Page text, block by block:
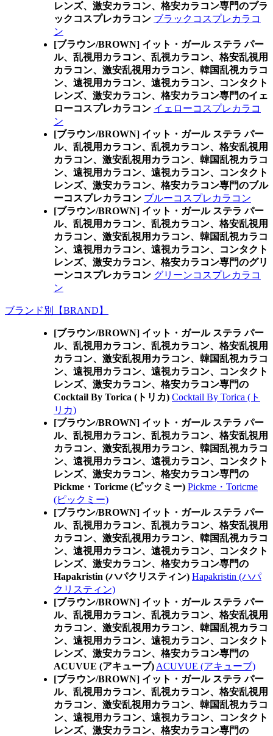
レンズ、激安カラコン、格安カラコン専門のブラ
ックコスプレカラコン ブラックコスプレカラコ
ン
[ブラウン/BROWN] イット・ガール ステラ パー
ル、乱視用カラコン、乱視カラコン、格安乱視用
カラコン、激安乱視用カラコン、韓国乱視カラコ
ン、遠視用カラコン、遠視カラコン、コンタクト
レンズ、激安カラコン、格安カラコン専門のイェ
ローコスプレカラコン イェローコスプレカラコ
ン
[ブラウン/BROWN] イット・ガール ステラ パー
ル、乱視用カラコン、乱視カラコン、格安乱視用
カラコン、激安乱視用カラコン、韓国乱視カラコ
ン、遠視用カラコン、遠視カラコン、コンタクト
レンズ、激安カラコン、格安カラコン専門のブル
ーコスプレカラコン ブルーコスプレカラコン
[ブラウン/BROWN] イット・ガール ステラ パー
ル、乱視用カラコン、乱視カラコン、格安乱視用
カラコン、激安乱視用カラコン、韓国乱視カラコ
ン、遠視用カラコン、遠視カラコン、コンタクト
レンズ、激安カラコン、格安カラコン専門のグリ
ーンコスプレカラコン グリーンコスプレカラコ
ン
ブランド別【BRAND】
[ブラウン/BROWN] イット・ガール ステラ パー
ル、乱視用カラコン、乱視カラコン、格安乱視用
カラコン、激安乱視用カラコン、韓国乱視カラコ
ン、遠視用カラコン、遠視カラコン、コンタクト
レンズ、激安カラコン、格安カラコン専門の
Cocktail By Torica (トリカ) Cocktail By Torica (ト
リカ)
[ブラウン/BROWN] イット・ガール ステラ パー
ル、乱視用カラコン、乱視カラコン、格安乱視用
カラコン、激安乱視用カラコン、韓国乱視カラコ
ン、遠視用カラコン、遠視カラコン、コンタクト
レンズ、激安カラコン、格安カラコン専門の
Pickme・Toricme (ピックミー) Pickme・Toricme
(ピックミー)
[ブラウン/BROWN] イット・ガール ステラ パー
ル、乱視用カラコン、乱視カラコン、格安乱視用
カラコン、激安乱視用カラコン、韓国乱視カラコ
ン、遠視用カラコン、遠視カラコン、コンタクト
レンズ、激安カラコン、格安カラコン専門の
Hapakristin (ハパクリスティン) Hapakristin (ハパ
クリスティン)
[ブラウン/BROWN] イット・ガール ステラ パー
ル、乱視用カラコン、乱視カラコン、格安乱視用
カラコン、激安乱視用カラコン、韓国乱視カラコ
ン、遠視用カラコン、遠視カラコン、コンタクト
レンズ、激安カラコン、格安カラコン専門の
ACUVUE (アキューブ) ACUVUE (アキューブ)
[ブラウン/BROWN] イット・ガール ステラ パー
ル、乱視用カラコン、乱視カラコン、格安乱視用
カラコン、激安乱視用カラコン、韓国乱視カラコ
ン、遠視用カラコン、遠視カラコン、コンタクト
レンズ、激安カラコン、格安カラコン専門の